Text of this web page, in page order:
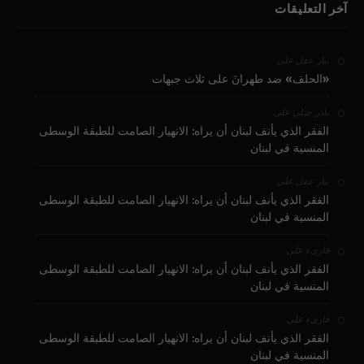
آخر التعليقات
بيار عقل على
«الحلف» ضد طهرانَ على ثلاث جبهات
نادر جبلي على
الفقر الذي يأنف لبنان أن يراه: الانهيار الصامت للطبقة الوسطى
المنسية في لبنان
بيار عقل على
الفقر الذي يأنف لبنان أن يراه: الانهيار الصامت للطبقة الوسطى
المنسية في لبنان
قارىء على
الفقر الذي يأنف لبنان أن يراه: الانهيار الصامت للطبقة الوسطى
المنسية في لبنان
قارىء على
الفقر الذي يأنف لبنان أن يراه: الانهيار الصامت للطبقة الوسطى
المنسية في لبنان